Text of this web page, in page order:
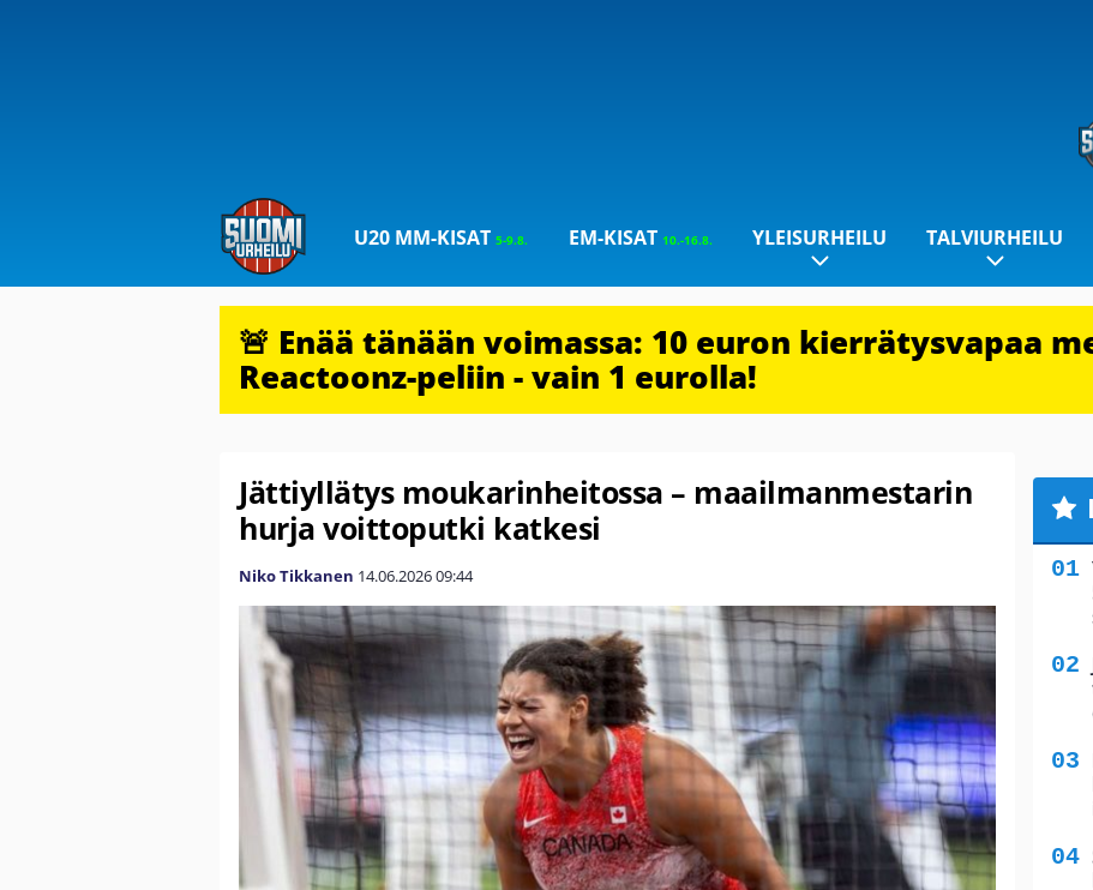
U20 MM-KISAT5-9.8. EM-KISAT 10.-16.8. YLEISURHEILU TALVIURHEILU
🚨 Enää tänään voimassa: 10 euron kierrätysvapaa
Reactoonz-peliin - vain 1 eurolla!
Jättiyllätys moukarinheitossa – maailmanmestarin
hurja voittoputki katkesi
Niko Tikkanen 14.06.202609:44